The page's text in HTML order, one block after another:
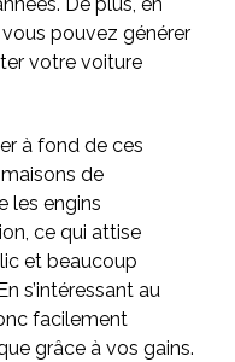
De plus, en
vous pouvez générer
votre voiture
à fond de ces
de
les engins
ce qui attise
et beaucoup
s’intéressant au
facilement
grâce à vos gains.